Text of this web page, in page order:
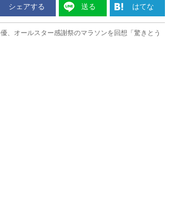
シェアする 送る はてな
、オールスター感謝祭のマラソンを回想「驚きとう